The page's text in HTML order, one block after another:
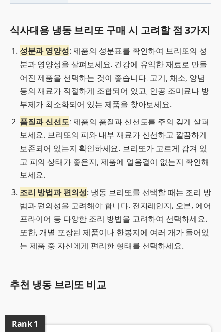
식사대용 냉동 브리또 구매 시 고려할 점 3가지
성분과 영양성: 제품의 성분표를 확인하여 브리또의 성
분과 영양성을 살펴보세요. 건강에 유익한 재료로 만들
어진 제품을 선택하는 것이 좋습니다. 고기, 채소, 양념
등의 재료가 적절하게 조합되어 있고, 인공 조미료나 방
부제가 최소화되어 있는 제품을 찾아보세요.
품질과 신선도: 제품의 품질과 신선도를 주의 깊게 살펴
보세요. 브리또의 피와 내부 재료가 신선하고 깔끔하게
보존되어 있는지 확인하세요. 브리또가 고르게 감겨 있
고 피의 상태가 좋은지, 제품에 얼음결이 없는지 확인해
보세요.
조리 방법과 편의성: 냉동 브리또를 선택할 때는 조리 방
법과 편의성을 고려해야 합니다. 전자레인지, 오븐, 에어
프라이어 등 다양한 조리 방법을 고려하여 선택하세요.
또한, 개별 포장된 제품이나 한봉지에 여러 개가 들어있
는 제품 중 자신에게 편리한 형태를 선택하세요.
추천 냉동 브리또 비교
Rank1